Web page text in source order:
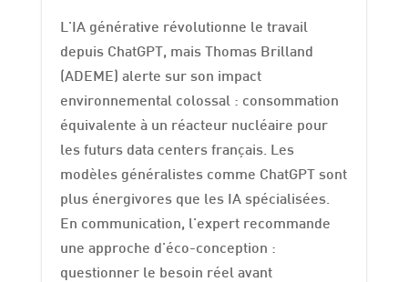
L'IA générative révolutionne le travail
depuis ChatGPT, mais Thomas Brilland
(ADEME) alerte sur son impact
environnemental colossal : consommation
équivalente à un réacteur nucléaire pour
les futurs data centers français. Les
modèles généralistes comme ChatGPT sont
plus énergivores que les IA spécialisées.
En communication, l'expert recommande
une approche d'éco-conception :
questionner le besoin réel avant